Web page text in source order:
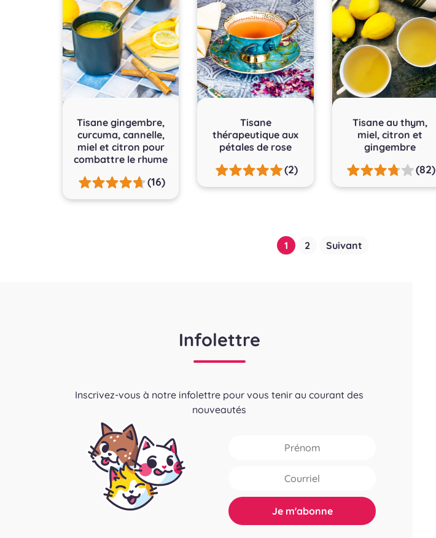
Tisane gingembre,
curcuma, cannelle,
miel et citron pour
combattre le rhume
(16)
Tisane
thérapeutique aux
pétales de rose
(2)
Tisane au thym,
miel, citron et
gingembre
(82)
1 2 Suivant
Infolettre
Inscrivez-vous à notre infolettre pour vous tenir au courant des
nouveautés